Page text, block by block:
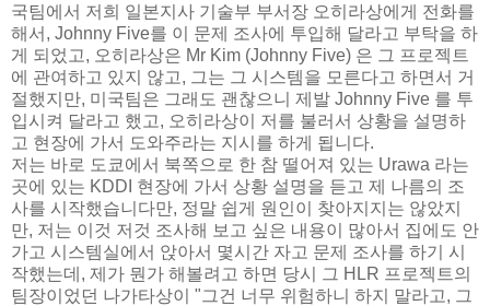
국팀에서 저희 일본지사 기술부 부서장 오히라상에게 전화를
해서, Johnny Five를 이 문제 조사에 투입해 달라고 부탁을 하
게 되었고, 오히라상은 Mr Kim (Johnny Five) 은 그 프로젝트
에 관여하고 있지 않고, 그는 그 시스템을 모른다고 하면서 거
절했지만, 미국팀은 그래도 괜찮으니 제발 Johnny Five 를 투
입시켜 달라고 했고, 오히라상이 저를 불러서 상황을 설명하
고 현장에 가서 도와주라는 지시를 하게 됩니다.
저는 바로 도쿄에서 북쪽으로 한 참 떨어져 있는 Urawa 라는
곳에 있는 KDDI 현장에 가서 상황 설명을 듣고 제 나름의 조
사를 시작했습니다만, 정말 쉽게 원인이 찾아지지는 않았지
만, 저는 이것 저것 조사해 보고 싶은 내용이 많아서 집에도 안
가고 시스템실에서 앉아서 몇시간 자고 문제 조사를 하기 시
작했는데, 제가 뭔가 해볼려고 하면 당시 그 HLR 프로젝트의
팀장이었던 나가타상이 "그건 너무 위험하니 하지 말라고, 그